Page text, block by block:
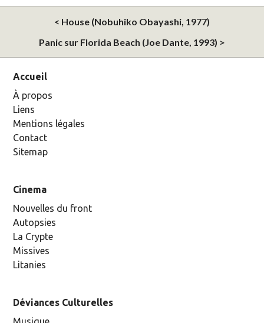
< House (Nobuhiko Obayashi, 1977)
Panic sur Florida Beach (Joe Dante, 1993) >
Accueil
À propos
Liens
Mentions légales
Contact
Sitemap
Cinema
Nouvelles du front
Autopsies
La Crypte
Missives
Litanies
Déviances Culturelles